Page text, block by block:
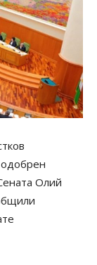
одобрен
Олий